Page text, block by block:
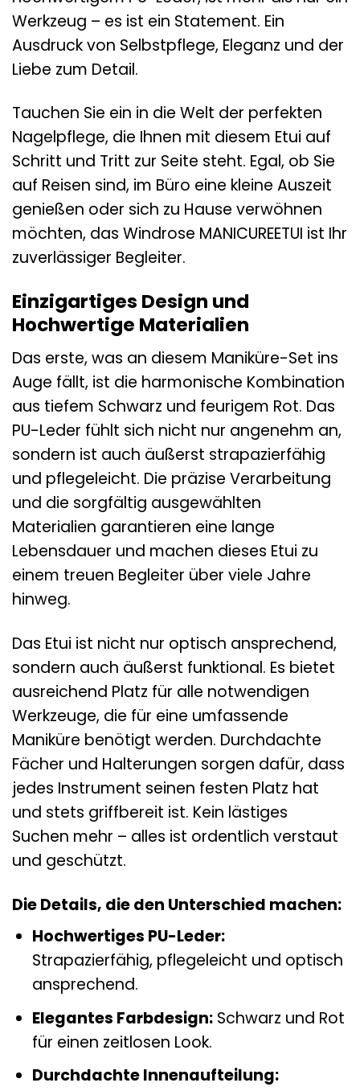
Werkzeug – es ist ein Statement. Ein
Ausdruck von Selbstpflege, Eleganz und der
Liebe zum Detail.
Tauchen Sie ein in die Welt der perfekten
Nagelpflege, die Ihnen mit diesem Etui auf
Schritt und Tritt zur Seite steht. Egal, ob Sie
auf Reisen sind, im Büro eine kleine Auszeit
genießen oder sich zu Hause verwöhnen
möchten, das Windrose MANICUREETUI ist Ihr
zuverlässiger Begleiter.
Einzigartiges Design und
Hochwertige Materialien
Das erste, was an diesem Maniküre-Set ins
Auge fällt, ist die harmonische Kombination
aus tiefem Schwarz und feurigem Rot. Das
PU-Leder fühlt sich nicht nur angenehm an,
sondern ist auch äußerst strapazierfähig
und pflegeleicht. Die präzise Verarbeitung
und die sorgfältig ausgewählten
Materialien garantieren eine lange
Lebensdauer und machen dieses Etui zu
einem treuen Begleiter über viele Jahre
hinweg.
Das Etui ist nicht nur optisch ansprechend,
sondern auch äußerst funktional. Es bietet
ausreichend Platz für alle notwendigen
Werkzeuge, die für eine umfassende
Maniküre benötigt werden. Durchdachte
Fächer und Halterungen sorgen dafür, dass
jedes Instrument seinen festen Platz hat
und stets griffbereit ist. Kein lästiges
Suchen mehr – alles ist ordentlich verstaut
und geschützt.
Die Details, die den Unterschied machen:
Hochwertiges PU-Leder:
Strapazierfähig, pflegeleicht und optisch
ansprechend.
Elegantes Farbdesign:Schwarz und Rot
für einen zeitlosen Look.
Durchdachte Innenaufteilung: